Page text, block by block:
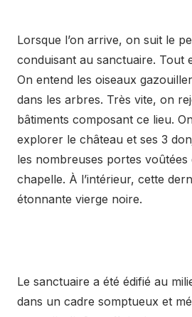
Lorsque l’on arrive, on suit le
conduisant au sanctuaire. Tout
On entend les oiseaux
dans les arbres. Très vite, on
bâtiments composant ce lieu.
explorer le château et ses 3
les nombreuses portes voûtées
chapelle. À l’intérieur, cette
étonnante vierge noire.
Le sanctuaire a été édifié au
dans un cadre somptueux et